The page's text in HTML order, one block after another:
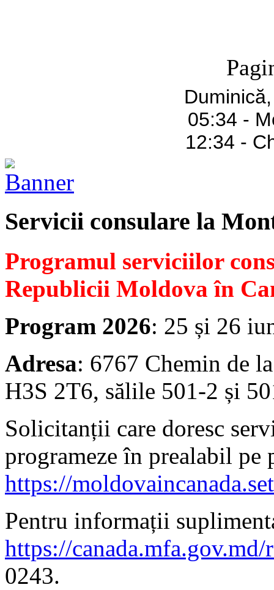
05:34 -
12:34 -
Servicii consulare la
Programul serviciilor
Republicii Moldova în
Program 2026: 25 și 26
Adresa: 6767 Chemin de
H3S 2T6, sălile 501-2 și
Solicitanții care doresc
programeze în prealabil pe
https://
Pentru informații
https://canada.mfa.gov.md/
0243.